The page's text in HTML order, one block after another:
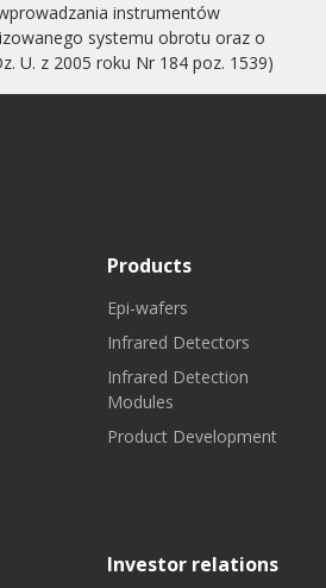
instrumentów
systemu obrotu oraz o
U. z 2005 roku Nr 184 poz. 1539)
Products
Epi-wafers
Infrared Detectors
Infrared Detection
Modules
Product Development
Investor relations